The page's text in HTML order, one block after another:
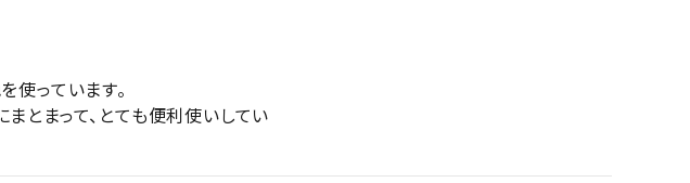
使っています。
とまって、とても便利使いしてい